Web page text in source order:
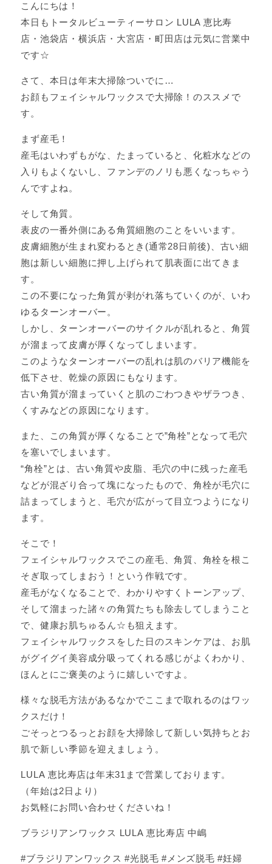
こんにちは！
本日もトータルビューティーサロン LULA 恵比寿
店・池袋店・横浜店・大宮店・町田店は元気に営業中
です☆
さて、本日は年末大掃除ついでに…
お顔もフェイシャルワックスで大掃除！のススメで
す。
まず産毛！
産毛はいわずもがな、たまっていると、化粧水などの
入りもよくないし、ファンデのノリも悪くなっちゃう
んですよね。
そして角質。
表皮の一番外側にある角質細胞のことをいいます。
皮膚細胞が生まれ変わるとき(通常28日前後)、古い細
胞は新しい細胞に押し上げられて肌表面に出てきま
す。
この不要になった角質が剥がれ落ちていくのが、いわ
ゆるターンオーバー。
しかし、ターンオーバーのサイクルが乱れると、角質
が溜まって皮膚が厚くなってしまいます。
このようなターンオーバーの乱れは肌のバリア機能を
低下させ、乾燥の原因にもなります。
古い角質が溜まっていくと肌のごわつきやザラつき、
くすみなどの原因になります。
また、この角質が厚くなることで”角栓”となって毛穴
を塞いでしまいます。
“角栓”とは、古い角質や皮脂、毛穴の中に残った産毛
などが混ざり合って塊になったもので、角栓が毛穴に
詰まってしまうと、毛穴が広がって目立つようになり
ます。
そこで！
フェイシャルワックスでこの産毛、角質、角栓を根こ
そぎ取ってしまおう！という作戦です。
産毛がなくなることで、わかりやすくトーンアップ、
そして溜まった諸々の角質たちも除去してしまうこと
で、健康お肌ちゅるん☆も狙えます。
フェイシャルワックスをした日のスキンケアは、お肌
がグイグイ美容成分吸ってくれる感じがよくわかり、
ほんとにご褒美のように嬉しいですよ。
様々な脱毛方法があるなかでここまで取れるのはワッ
クスだけ！
ごそっとつるっとお顔を大掃除して新しい気持ちとお
肌で新しい季節を迎えましょう。
LULA 恵比寿店は年末31まで営業しております。
（年始は2日より）
お気軽にお問い合わせくださいね！
ブラジリアンワックス LULA 恵比寿店 中嶋
#ブラジリアンワックス #光脱毛 #メンズ脱毛 #妊婦